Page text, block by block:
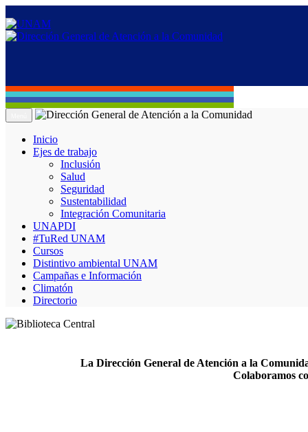
Inicio
Ejes de trabajo
Inclusión
Salud
Seguridad
Sustentabilidad
Integración Comunitaria
UNAPDI
#TuRed UNAM
Cursos
Distintivo ambiental UNAM
Campañas e Información
Climatón
Directorio
La Dirección General de Atención a la
Colaboramos